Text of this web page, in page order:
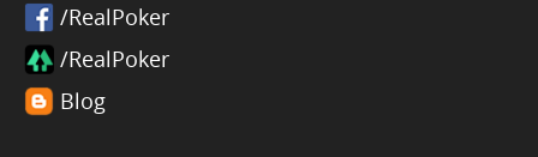
/RealPoker
/RealPoker
Blog